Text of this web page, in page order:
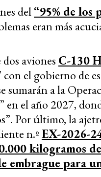
del“95% de los
eran más
aviones C-130
el gobierno de
sumarán a la
en el año 2027,
Por último, la
n.º EX-2026-
kilogramos
embrague para